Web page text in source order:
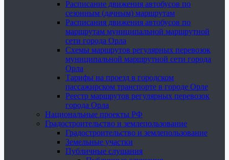
Расписание движения автобусов по
сезонным (дачным) маршрутам
Расписания движения автобусов по
маршрутам муниципальной маршрутной
сети города Орла
Схемы маршрутов регулярных перевозок
муниципальной маршрутной сети города
Орла
Тарифы на проезд в городском
пассажирском транспорте в городе Орле
Реестр маршрутов регулярных перевозок
города Орла
Национальные проекты РФ
Градостроительство и землепользование
Градостроительство и землепользование
Земельные участки
Публичные слушания